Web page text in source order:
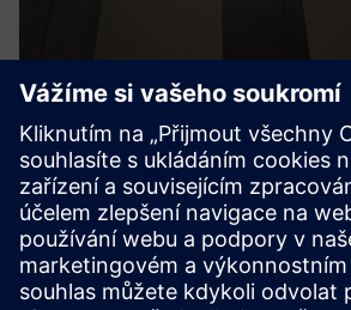
KONE operational API’s
Díky integraci KONE s Siemens Building
KONE dostupný v reálném čase. Pokud
mimo provoz z důvodu poruchy nebo
integrace je schopna tyto informace a
umístění ...